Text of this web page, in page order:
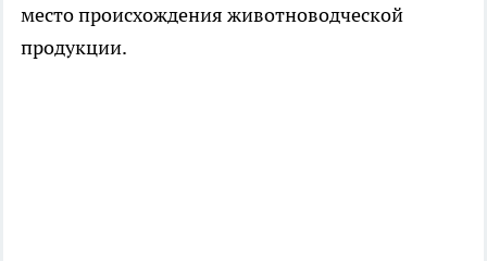
место происхождения животноводческой
продукции.